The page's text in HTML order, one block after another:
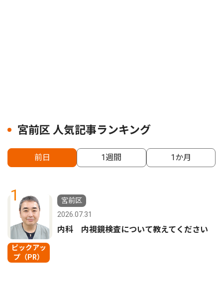
宮前区 人気記事ランキング
前日 1週間 1か月
1
ピックアッ
プ（PR）
宮前区
2026.07.31
内科 内視鏡検査について教えてください